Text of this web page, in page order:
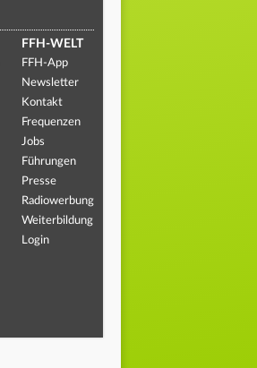
FFH-WELT
FFH-App
Newsletter
Kontakt
Frequenzen
Jobs
Führungen
Presse
Radiowerbung
Weiterbildung
Login